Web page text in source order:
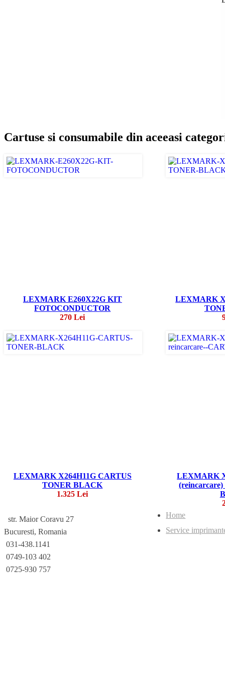
Cartuse si consumabile din aceeasi
LEXMARK E260X22G KIT
FOTOCONDUCTOR
270 Lei
LEXMARK
LEXMARK X264H11G CARTUS
TONER BLACK
1.325 Lei
LEXMARK
str. Maior Coravu 27
Bucuresti, Romania
031-438.1141
0749-103 402
0725-930 757
Home
Service